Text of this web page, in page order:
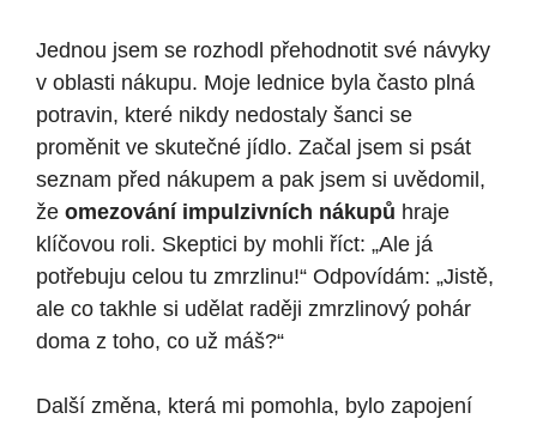
Jednou jsem se rozhodl přehodnotit své návyky
v oblasti nákupu. Moje lednice byla často plná
potravin, které nikdy nedostaly šanci se
proměnit ve skutečné jídlo. Začal jsem si psát
seznam před nákupem a pak jsem si uvědomil,
že omezování impulzivních nákupů hraje
klíčovou roli. Skeptici by mohli říct: „Ale já
potřebuju celou tu zmrzlinu!“ Odpovídám: „Jistě,
ale co takhle si udělat raději zmrzlinový pohár
doma z toho, co už máš?“
Další změna, která mi pomohla, bylo zapojení